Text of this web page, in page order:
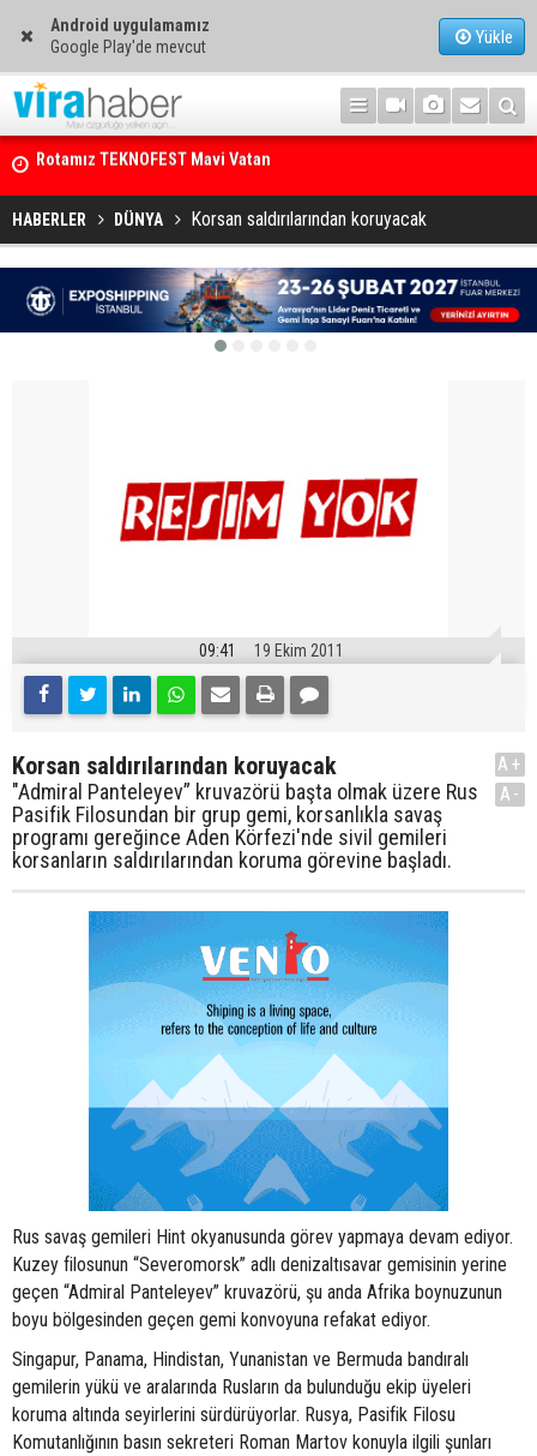
Android uygulamamız
Google Play'de mevcut
Yükle
Net Kârını Yüzde 38 Artışla 46.5 Milyon Dolar’a Yükseltti
HABERLER DÜNYA Korsan saldırılarından koruyacak
09:41 19 Ekim 2011
Korsan saldırılarından koruyacak
"Admiral Panteleyev” kruvazörü başta olmak üzere Rus
Pasifik Filosundan bir grup gemi, korsanlıkla savaş
programı gereğince Aden Körfezi'nde sivil gemileri
korsanların saldırılarından koruma görevine başladı.
A+
A-
Rus savaş gemileri Hint okyanusunda görev yapmaya devam ediyor.
Kuzey filosunun “Severomorsk” adlı denizaltısavar gemisinin yerine
geçen “Admiral Panteleyev” kruvazörü, şu anda Afrika boynuzunun
boyu bölgesinden geçen gemi konvoyuna refakat ediyor.
Singapur, Panama, Hindistan, Yunanistan ve Bermuda bandıralı
gemilerin yükü ve aralarında Rusların da bulunduğu ekip üyeleri
koruma altında seyirlerini sürdürüyorlar. Rusya, Pasifik Filosu
Komutanlığının basın sekreteri Roman Martov konuyla ilgili şunları